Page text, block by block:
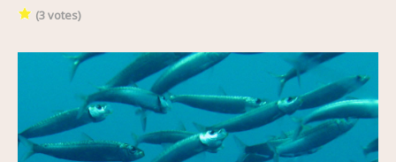
(3votes)